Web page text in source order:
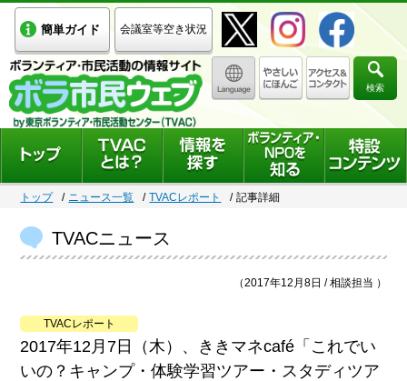
簡単ガイド 会議室等空き状況
検索
トップ ニュース一覧 TVACレポート 記事詳細
TVACニュース
（2017年12月8日 / 相談担当 ）
TVACレポート
2017年12月7日（木）、ききマネcafé「これでい
いの？キャンプ・体験学習ツアー・スタディツア